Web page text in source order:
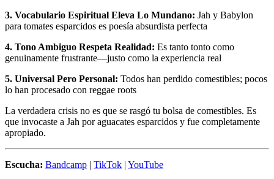
3. Vocabulario Espiritual Eleva Lo Mundano: Jah y Babylon
para tomates esparcidos es poesía absurdista perfecta
4. Tono Ambiguo Respeta Realidad: Es tanto tonto como
genuinamente frustrante—justo como la experiencia real
5. Universal Pero Personal: Todos han perdido comestibles; pocos
lo han procesado con reggae roots
La verdadera crisis no es que se rasgó tu bolsa de comestibles. Es
que invocaste a Jah por aguacates esparcidos y fue completamente
apropiado.
Escucha: Bandcamp | TikTok | YouTube